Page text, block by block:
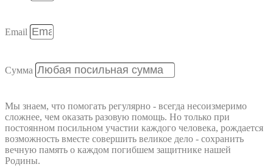
Email
Сумма
Мы знаем, что помогать регулярно - всегда несоизмеримо
сложнее, чем оказать разовую помощь. Но только при
постоянном посильном участии каждого человека, рождается
возможность вместе совершить великое дело - сохранить
вечную память о каждом погибшем защитнике нашей
Родины.